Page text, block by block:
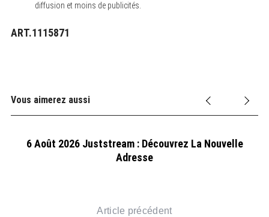
diffusion et moins de publicités.
ART.1115871
Vous aimerez aussi
6 Août 2026 Juststream : Découvrez La Nouvelle
Adresse
Article précédent